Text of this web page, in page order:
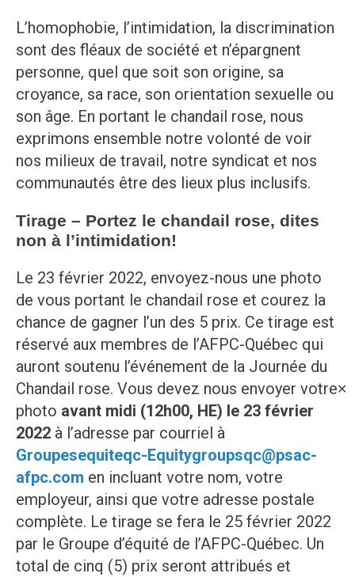
✕
L’homophobie, l’intimidation, la discrimination
sont des fléaux de société et n’épargnent
personne, quel que soit son origine, sa
croyance, sa race, son orientation sexuelle ou
son âge. En portant le chandail rose, nous
exprimons ensemble notre volonté de voir
nos milieux de travail, notre syndicat et nos
communautés être des lieux plus inclusifs.
Tirage – Portez le chandail rose, dites
non à l’intimidation!
Le 23 février 2022, envoyez-nous une photo
de vous portant le chandail rose et courez la
chance de gagner l’un des 5 prix. Ce tirage est
réservé aux membres de l’AFPC-Québec qui
auront soutenu l’événement de la Journée du
Chandail rose. Vous devez nous envoyer votre
photo avant midi (12h00, HE) le 23 février
2022 à l’adresse par courriel à
Groupesequiteqc-Equitygroupsqc@psac-
afpc.com en incluant votre nom, votre
employeur, ainsi que votre adresse postale
complète. Le tirage se fera le 25 février 2022
par le Groupe d’équité de l’AFPC-Québec. Un
total de cinq (5) prix seront attribués et